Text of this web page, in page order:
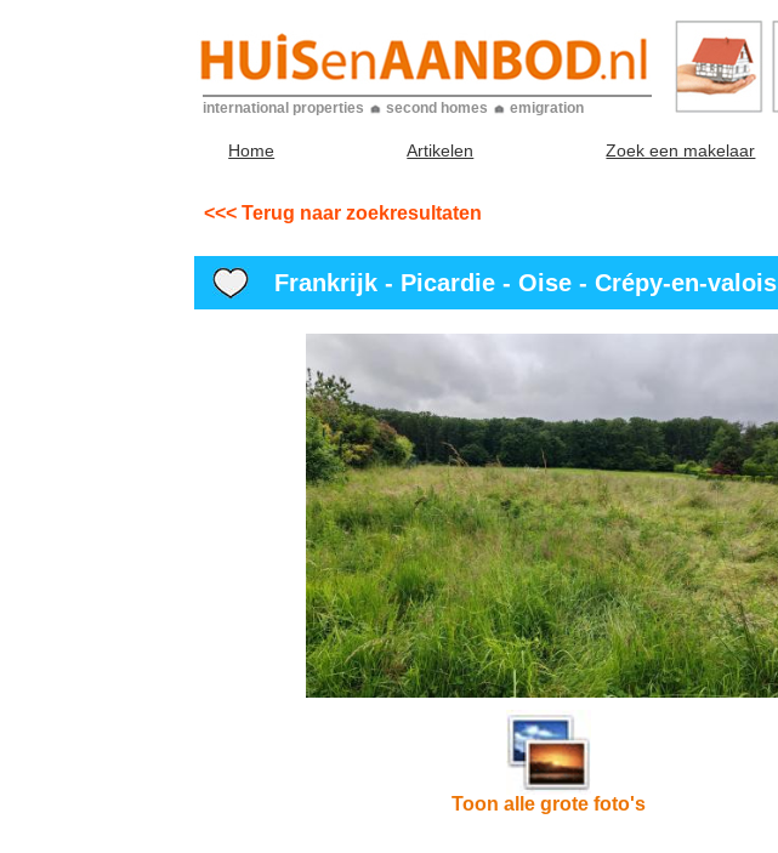
international properties second homes emigration
Home Artikelen Zoek een makelaar
<<< Terug naar zoekresultaten
Frankrijk - Picardie - Oise - Crépy-en-valois
Toon alle grote foto's